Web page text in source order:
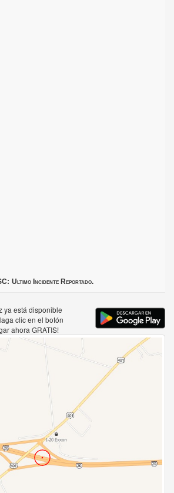
Ultimo Incidente Reportado.
ya está disponible
clic en el botón
ahora GRATIS!